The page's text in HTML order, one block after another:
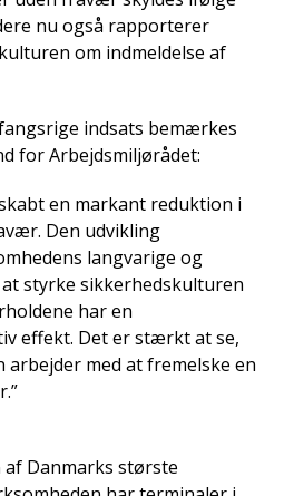
nu også rapporterer
om indmeldelse af
indsats bemærkes
for Arbejdsmiljørådet:
en markant reduktion i
Den udvikling
langvarige og
styrke sikkerhedskulturen
har en
effekt. Det er stærkt at se,
arbejder med at fremelske en
Danmarks største